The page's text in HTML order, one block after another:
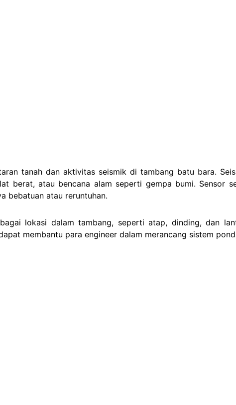
tanah dan aktivitas seismik di tambang batu bara.
berat, atau bencana alam seperti gempa bumi. Sensor
bebatuan atau reruntuhan.
lokasi dalam tambang, seperti atap, dinding, dan
membantu para engineer dalam merancang sistem